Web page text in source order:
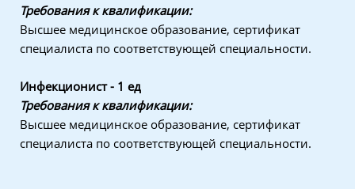
Требования к квалификации:
Высшее медицинское образование, сертификат
специалиста по соответствующей специальности.
Инфекционист - 1 ед
Требования к квалификации:
Высшее медицинское образование, сертификат
специалиста по соответствующей специальности.